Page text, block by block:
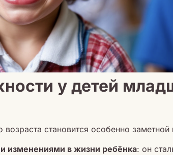
у детей
становится особенно заметной
изменениями в жизни ребёнка: он